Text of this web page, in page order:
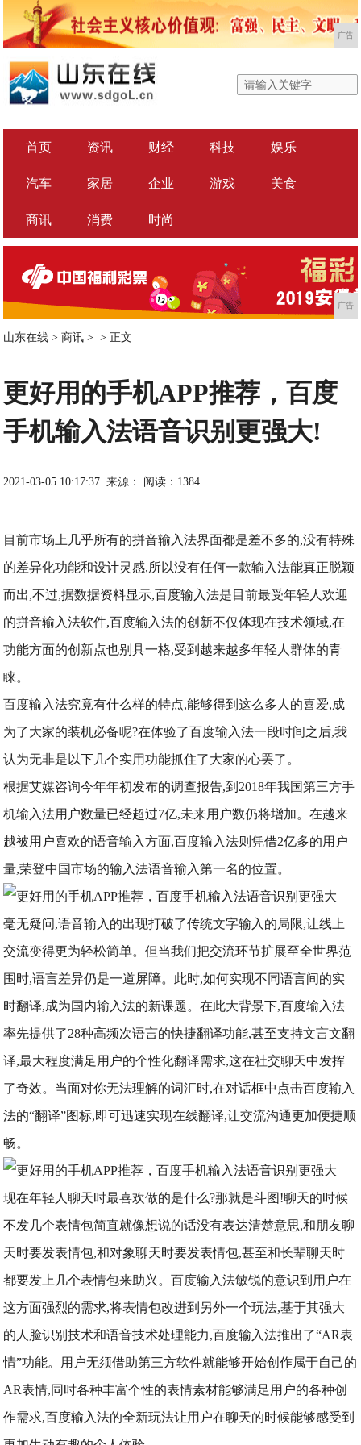
广告
首页 资讯 财经 科技 娱乐
汽车 家居 企业 游戏 美食
商讯 消费 时尚
广告
山东在线 >商讯 > > 正文
更好用的手机APP推荐，百度
手机输入法语音识别更强大!
2021-03-05 10:17:37 来源： 阅读：1384
目前市场上几乎所有的拼音输入法界面都是差不多的,没有特殊
的差异化功能和设计灵感,所以没有任何一款输入法能真正脱颖
而出,不过,据数据资料显示,百度输入法是目前最受年轻人欢迎
的拼音输入法软件,百度输入法的创新不仅体现在技术领域,在
功能方面的创新点也别具一格,受到越来越多年轻人群体的青
睐。
百度输入法究竟有什么样的特点,能够得到这么多人的喜爱,成
为了大家的装机必备呢?在体验了百度输入法一段时间之后,我
认为无非是以下几个实用功能抓住了大家的心罢了。
根据艾媒咨询今年年初发布的调查报告,到2018年我国第三方手
机输入法用户数量已经超过7亿,未来用户数仍将增加。在越来
越被用户喜欢的语音输入方面,百度输入法则凭借2亿多的用户
量,荣登中国市场的输入法语音输入第一名的位置。
毫无疑问,语音输入的出现打破了传统文字输入的局限,让线上
交流变得更为轻松简单。但当我们把交流环节扩展至全世界范
围时,语言差异仍是一道屏障。此时,如何实现不同语言间的实
时翻译,成为国内输入法的新课题。在此大背景下,百度输入法
率先提供了28种高频次语言的快捷翻译功能,甚至支持文言文翻
译,最大程度满足用户的个性化翻译需求,这在社交聊天中发挥
了奇效。当面对你无法理解的词汇时,在对话框中点击百度输入
法的“翻译”图标,即可迅速实现在线翻译,让交流沟通更加便捷顺
畅。
现在年轻人聊天时最喜欢做的是什么?那就是斗图!聊天的时候
不发几个表情包简直就像想说的话没有表达清楚意思,和朋友聊
天时要发表情包,和对象聊天时要发表情包,甚至和长辈聊天时
都要发上几个表情包来助兴。百度输入法敏锐的意识到用户在
这方面强烈的需求,将表情包改进到另外一个玩法,基于其强大
的人脸识别技术和语音技术处理能力,百度输入法推出了“AR表
情”功能。用户无须借助第三方软件就能够开始创作属于自己的
AR表情,同时各种丰富个性的表情素材能够满足用户的各种创
作需求,百度输入法的全新玩法让用户在聊天的时候能够感受到